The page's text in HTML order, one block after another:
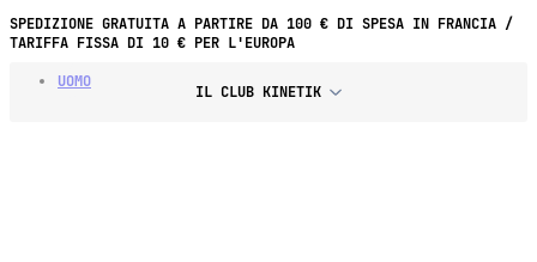
SPEDIZIONE GRATUITA A PARTIRE DA 100 € DI SPESA IN FRANCIA /
TARIFFA FISSA DI 10 € PER L'EUROPA
UOMO
IL CLUB KINETIK